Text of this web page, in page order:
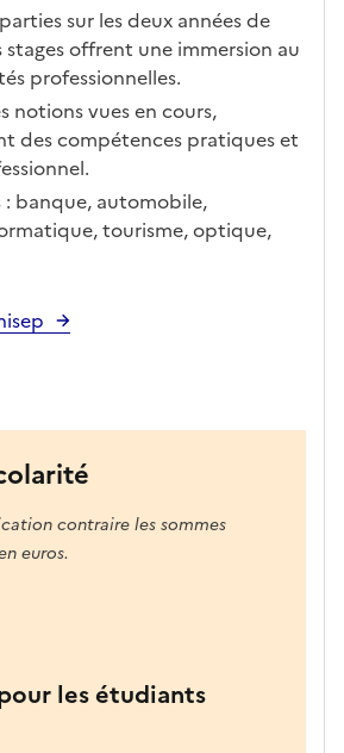
sur les deux années de
offrent une immersion au
professionnelles.
notions vues en cours,
des compétences pratiques et
: banque, automobile,
tourisme, optique,
contraire les sommes
euros.
les étudiants